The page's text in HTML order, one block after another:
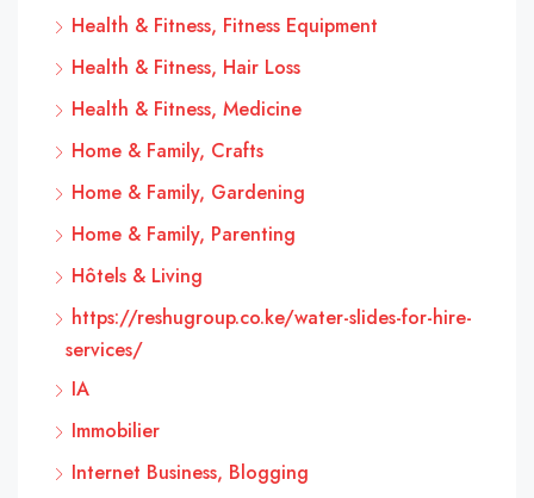
Health & Fitness, Fitness Equipment
Health & Fitness, Hair Loss
Health & Fitness, Medicine
Home & Family, Crafts
Home & Family, Gardening
Home & Family, Parenting
Hôtels & Living
https://reshugroup.co.ke/water-slides-for-hire-
services/
IA
Immobilier
Internet Business, Blogging